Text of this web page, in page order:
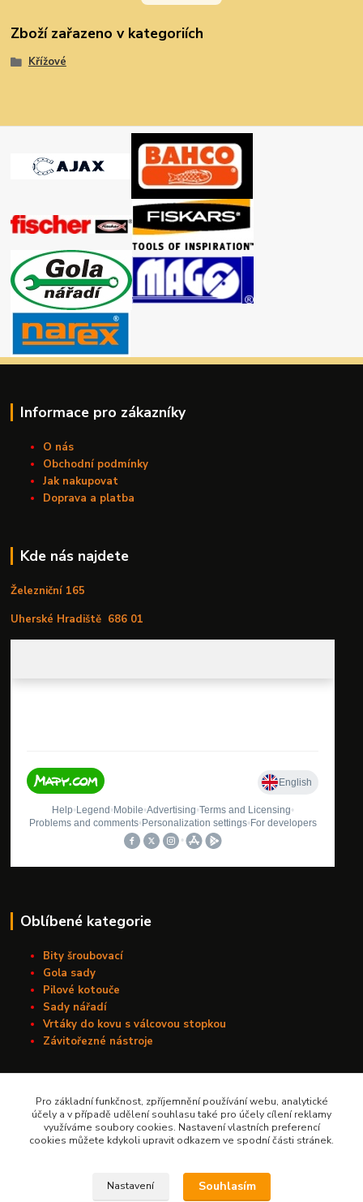
Zboží zařazeno v kategoriích
Křížové
Informace pro zákazníky
O nás
Obchodní podmínky
Jak nakupovat
Doprava a platba
Kde nás najdete
Železniční 165
Uherské Hradiště 686 01
Oblíbené kategorie
Bity šroubovací
Gola sady
Pilové kotouče
Sady nářadí
Vrtáky do kovu s válcovou stopkou
Závitořezné nástroje
Kontakt
Nářadí Kučera
Pro základní funkčnost, zpříjemnění používání webu, analytické
účely a v případě udělení souhlasu také pro účely cílení reklamy
využíváme soubory cookies. Nastavení vlastních preferencí
cookies můžete kdykoli upravit odkazem ve spodní části stránek.
Nastavení Souhlasím